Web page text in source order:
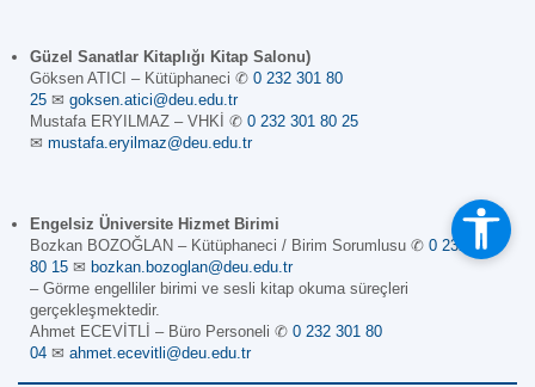
Güzel Sanatlar Kitaplığı Kitap Salonu)
Göksen ATICI – Kütüphaneci ✆ 0 232 301 80
25 ✉ goksen.atici@deu.edu.tr
Mustafa ERYILMAZ – VHKİ ✆ 0 232 301 80 25
✉ mustafa.eryilmaz@deu.edu.tr
Engelsiz Üniversite Hizmet Birimi
Bozkan BOZOĞLAN – Kütüphaneci / Birim Sorumlusu ✆ 0 232 301
80 15 ✉ bozkan.bozoglan@deu.edu.tr
– Görme engelliler birimi ve sesli kitap okuma süreçleri
gerçekleşmektedir.
Ahmet ECEVİTLİ – Büro Personeli ✆ 0 232 301 80
04 ✉ ahmet.ecevitli@deu.edu.tr